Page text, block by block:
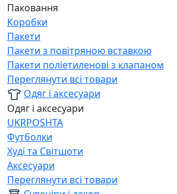
Паковання
Коробки
Пакети
Пакети з повітряною вставкою
Пакети поліетиленові з клапаном
Переглянути всі товари
Одяг і аксесуари
Одяг і аксесуари
UKRPOSHTA
Футболки
Худі та Світшоти
Аксесуари
Переглянути всі товари